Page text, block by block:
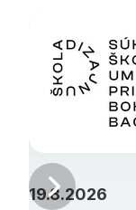
19.8.2026